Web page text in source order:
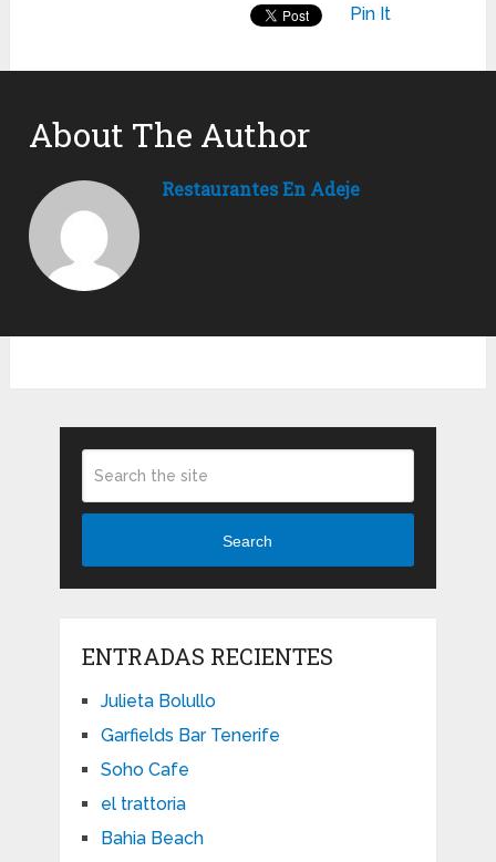
Pin It
About The Author
Restaurantes En Adeje
Search
ENTRADAS RECIENTES
Julieta Bolullo
Garfields Bar Tenerife
Soho Cafe
el trattoria
Bahia Beach